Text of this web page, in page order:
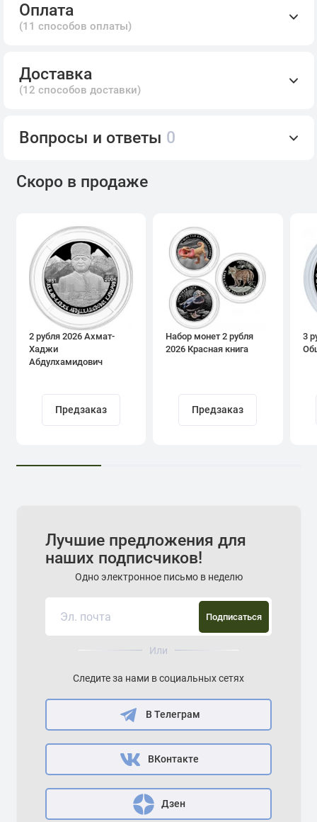
Оплата
(11 способов оплаты)
Доставка
(12 способов доставки)
Вопросы и ответы 0
Скоро в продаже
2 рубля 2026 Ахмат-
Хаджи
Абдулхамидович
Предзаказ
Набор монет 2 рубля
2026 Красная книга
Предзаказ
3
Лучшие предложения для
наших подписчиков!
Одно электронное письмо в неделю
Подписаться
Или
Следите за нами в социальных сетях
В Телеграм
ВКонтакте
Дзен